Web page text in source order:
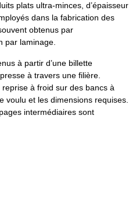
plats ultra-minces, d’épaisseur
dans la fabrication des
obtenus par
par laminage.
à partir d’une billette
à travers une filière.
reprise à froid sur des bancs à
voulu et les dimensions requises.
intermédiaires sont